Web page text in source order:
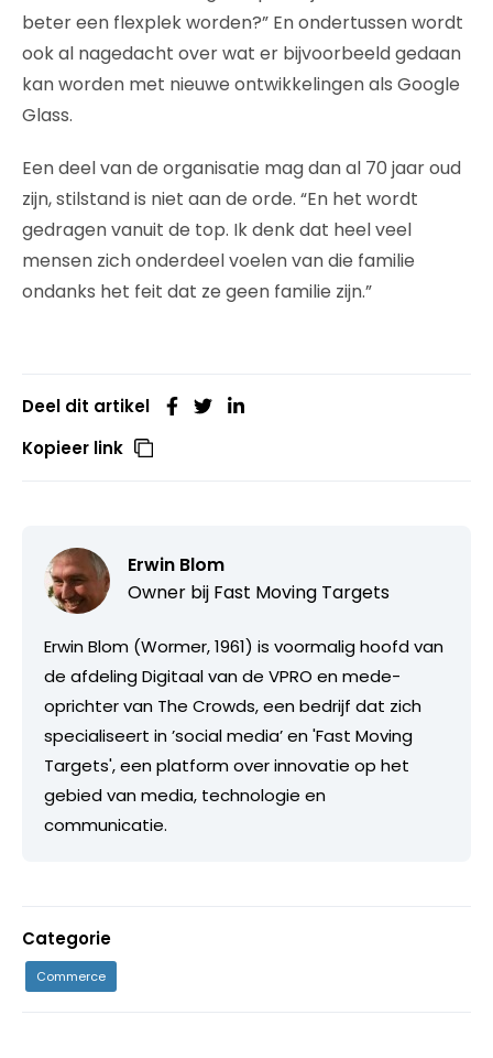
beter een flexplek worden?” En ondertussen wordt
ook al nagedacht over wat er bijvoorbeeld gedaan
kan worden met nieuwe ontwikkelingen als Google
Glass.
Een deel van de organisatie mag dan al 70 jaar oud
zijn, stilstand is niet aan de orde. “En het wordt
gedragen vanuit de top. Ik denk dat heel veel
mensen zich onderdeel voelen van die familie
ondanks het feit dat ze geen familie zijn.”
Deel dit artikel
Kopieer link
Erwin Blom
Owner bij Fast Moving Targets
Erwin Blom (Wormer, 1961) is voormalig hoofd van
de afdeling Digitaal van de VPRO en mede-
oprichter van The Crowds, een bedrijf dat zich
specialiseert in ’social media’ en 'Fast Moving
Targets', een platform over innovatie op het
gebied van media, technologie en
communicatie.
Categorie
Commerce